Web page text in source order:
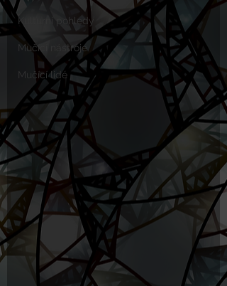
Kulturní pohledy
Mučící nástroje
Mučící lidé